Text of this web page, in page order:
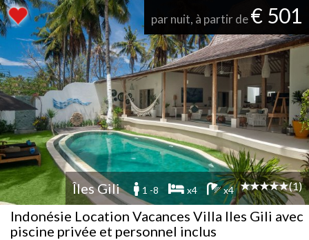
par nuit, à partir de€ 501
Îles Gili 1 -8 x4 x4 (1)
Indonésie Location Vacances Villa Iles Gili avec
piscine privée et personnel inclus